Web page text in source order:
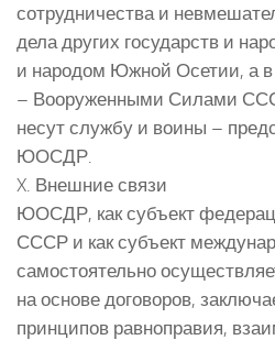
сотрудничества и
дела других государств и
и народом Южной Осетии, а
– Вооруженными Силами
несут службу и воины –
ЮОСДР.
X. Внешние связи
ЮОСДР, как субъект
СССР и как субъект
самостоятельно
на основе договоров,
принципов равноправия,